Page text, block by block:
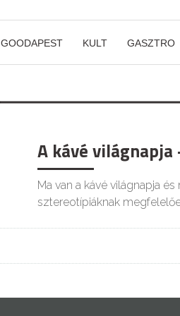
GOODAPEST KULT GASZTRO
A kávé világnapja
Ma van a kávé világnapja
sztereotípiáknak